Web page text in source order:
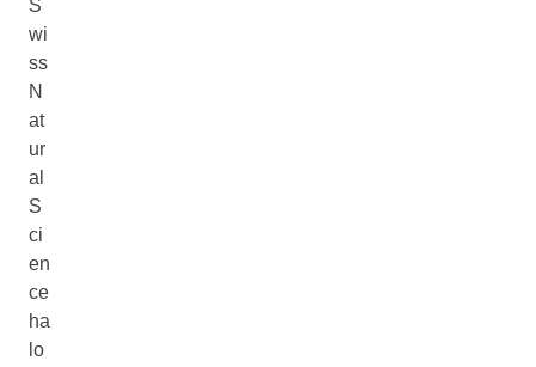
S
wi
ss
N
at
ur
al
S
ci
en
ce
ha
lo